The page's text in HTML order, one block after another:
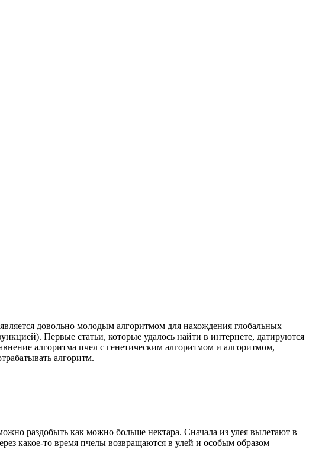
довольно молодым алгоритмом для нахождения глобальных
Первые статьи, которые удалось найти в интернете, датируются
алгоритма пчел с генетическим алгоритмом и алгоритмом,
алгоритм.
раздобыть как можно больше нектара. Сначала из улея вылетают в
какое-то время пчелы возвращаются в улей и особым образом